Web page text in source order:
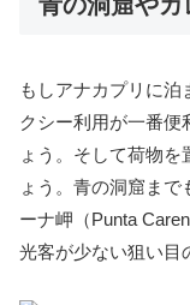
もしアナカプリに
クシー利用が一番便
ょう。そして荷物
ょう。青の洞窟ま
ーナ岬（Punta
光客が少ない狙い目